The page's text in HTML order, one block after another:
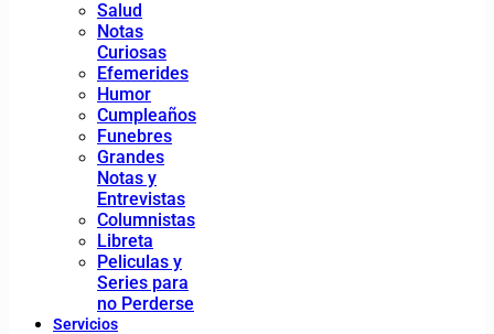
Salud
Notas
Curiosas
Efemerides
Humor
Cumpleaños
Funebres
Grandes
Notas y
Entrevistas
Columnistas
Libreta
Peliculas y
Series para
no Perderse
Servicios